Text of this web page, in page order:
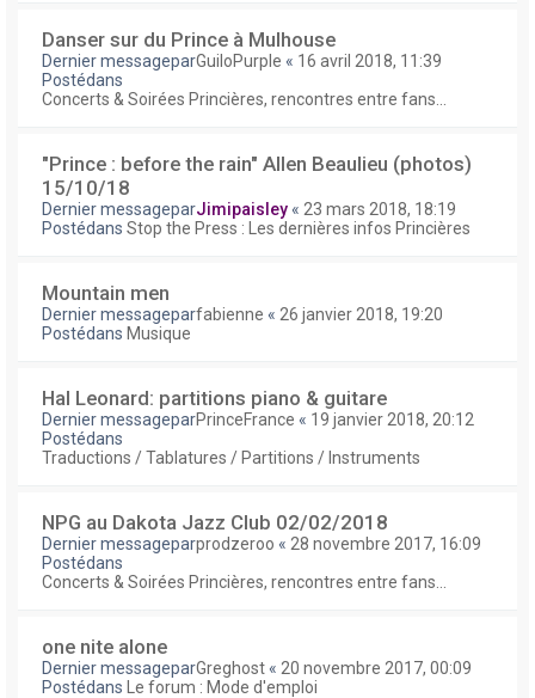
Danser sur du Prince à Mulhouse
Dernier messageparGuiloPurple « 16 avril 2018, 11:39
Postédans
Concerts & Soirées Princières, rencontres entre fans...
"Prince : before the rain" Allen Beaulieu (photos)
15/10/18
Dernier messageparJimipaisley « 23 mars 2018, 18:19
Postédans Stop the Press : Les dernières infos Princières
Mountain men
Dernier messageparfabienne « 26 janvier 2018, 19:20
Postédans Musique
Hal Leonard: partitions piano & guitare
Dernier messageparPrinceFrance « 19 janvier 2018, 20:12
Postédans
Traductions / Tablatures / Partitions / Instruments
NPG au Dakota Jazz Club 02/02/2018
Dernier messageparprodzeroo « 28 novembre 2017, 16:09
Postédans
Concerts & Soirées Princières, rencontres entre fans...
one nite alone
Dernier messageparGreghost « 20 novembre 2017, 00:09
Postédans
Le forum : Mode d'emploi